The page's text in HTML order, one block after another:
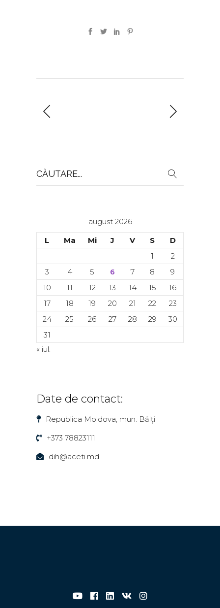
Search
for:
august 2026
L
Ma Mi J V S
D
1
2
3
4 5 6 7 8
9
10
11 12 13 14 15
16
17
18 19 20 21 22
23
24
25 26 27 28 29
30
31
« iul.
Date de contact:
Republica Moldova, mun. Bălți
+373 78823111
dih@aceti.md